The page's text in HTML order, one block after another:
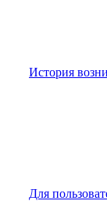
История
Для